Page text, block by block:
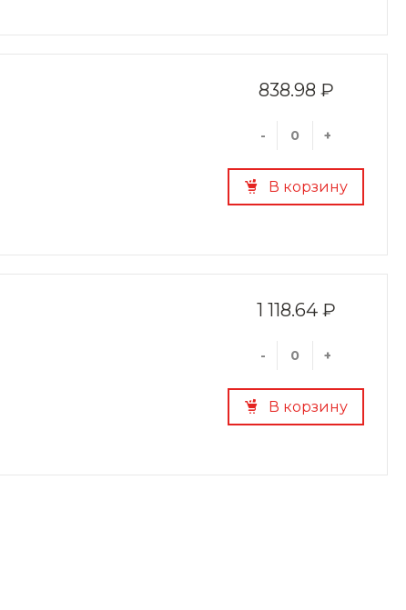
838.98 ₽
- +
В корзину
1 118.64 ₽
- +
В корзину